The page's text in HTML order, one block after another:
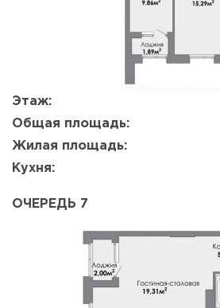
Этаж:
Общая площадь:
Жилая площадь:
Кухня:
Да, удалить
ОЧЕРЕДЬ 7